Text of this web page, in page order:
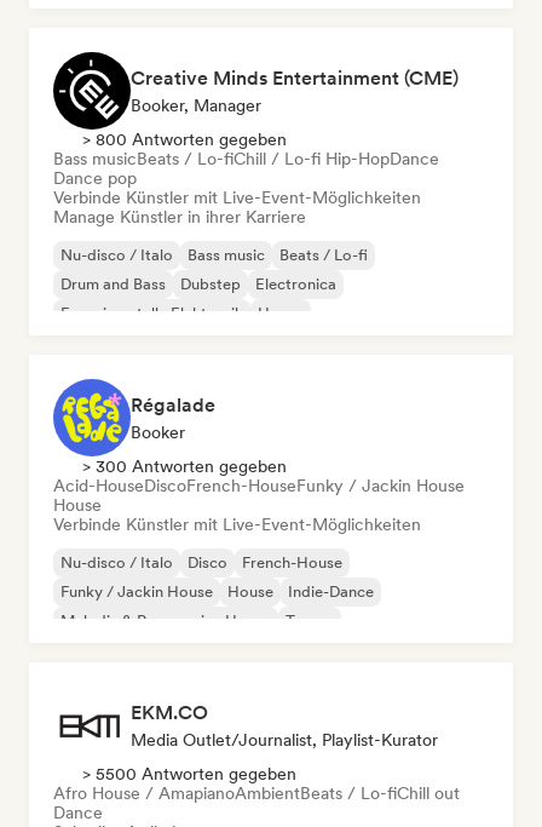
Creative Minds Entertainment (CME)
Booker, Manager
> 800 Antworten gegeben
Bass musicBeats / Lo-fiChill / Lo-fi Hip-HopDance
Dance pop
Verbinde Künstler mit Live-Event-Möglichkeiten
Manage Künstler in ihrer Karriere
Nu-disco / Italo Bass music
Beats / Lo-fi
Drum and Bass
Dubstep
Electronica
Experimentelle Elektronik
House
Régalade
Booker
> 300 Antworten gegeben
Acid-HouseDiscoFrench-HouseFunky / Jackin House
House
Verbinde Künstler mit Live-Event-Möglichkeiten
Nu-disco / Italo Disco
French-House
Funky / Jackin House
House
Indie-Dance
Melodic & Progressive House
Trance
EKM.CO
Media Outlet/Journalist, Playlist-Kurator
> 5500 Antworten gegeben
Afro House / AmapianoAmbientBeats / Lo-fiChill out
Dance